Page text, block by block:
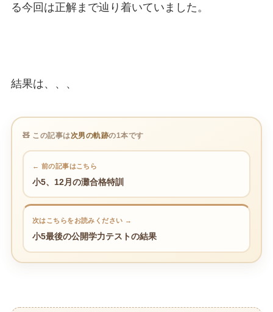
る今回は正解まで辿り着いていました。
結果は、、、
🧸 この記事は次男の軌跡の1本です
← 前の記事はこちら
小5、12月の灘合格特訓
次はこちらをお読みください →
小5最後の公開学力テストの結果